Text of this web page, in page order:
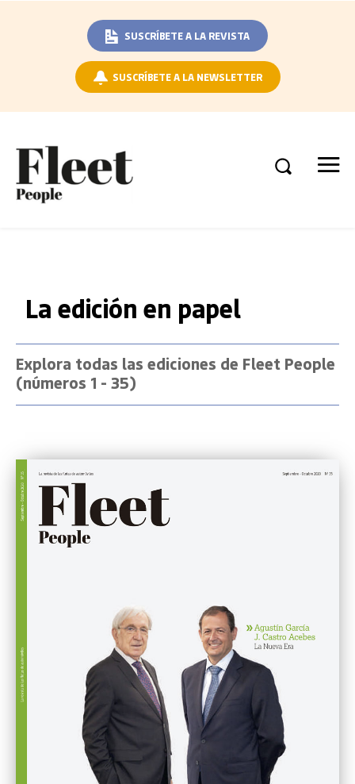
SUSCRÍBETE A LA REVISTA
SUSCRÍBETE A LA NEWSLETTER
La edición en papel
Explora todas las ediciones de Fleet People
(números 1 - 35)